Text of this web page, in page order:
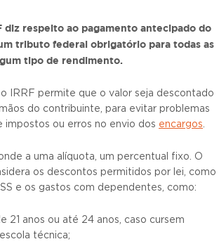
diz respeito ao pagamento antecipado do
tributo federal obrigatório para todas as
tipo de rendimento.
o IRRF permite que o valor seja descontado
do contribuinte, para evitar problemas
impostos ou erros no envio dos encargos.
a uma alíquota, um percentual fixo. O
os descontos permitidos por lei, como
e os gastos com dependentes, como:
21 anos ou até 24 anos, caso cursem
técnica;